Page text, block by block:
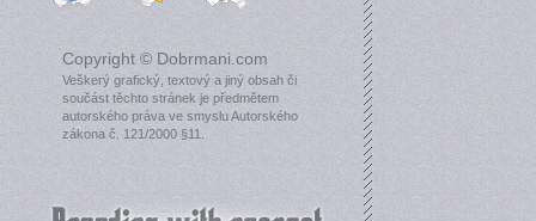
Copyright © Dobrmani.com
Veškerý grafický, textový a jiný obsah či
součást těchto stránek je předmětem
autorského práva ve smyslu Autorského
zákona č. 121/2000 §11.